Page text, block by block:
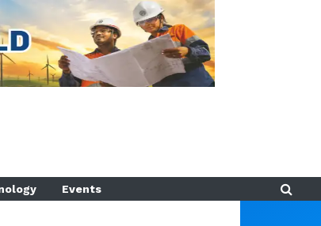
Events